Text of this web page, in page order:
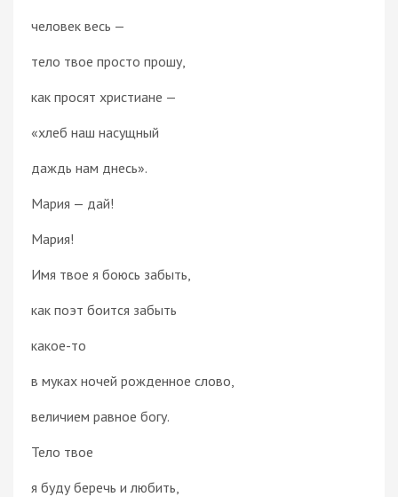
человек весь —
тело твое просто прошу,
как просят христиане —
«хлеб наш насущный
даждь нам днесь».
Мария — дай!
Мария!
Имя твое я боюсь забыть,
как поэт боится забыть
какое-то
в муках ночей рожденное слово,
величием равное богу.
Тело твое
я буду беречь и любить,